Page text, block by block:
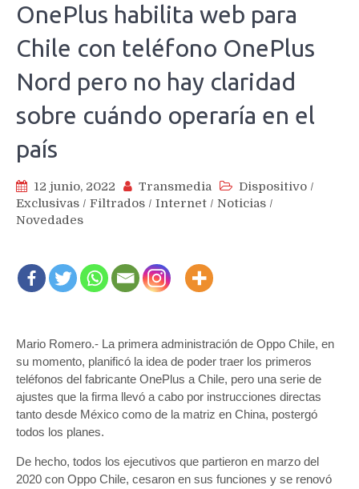
OnePlus habilita web para
Chile con teléfono OnePlus
Nord pero no hay claridad
sobre cuándo operaría en el
país
12 junio, 2022 Transmedia Dispositivo /
Exclusivas / Filtrados / Internet / Noticias /
Novedades
Mario Romero.- La primera administración de Oppo Chile, en
su momento, planificó la idea de poder traer los primeros
teléfonos del fabricante OnePlus a Chile, pero una serie de
ajustes que la firma llevó a cabo por instrucciones directas
tanto desde México como de la matriz en China, postergó
todos los planes.
De hecho, todos los ejecutivos que partieron en marzo del
2020 con Oppo Chile, cesaron en sus funciones y se renovó